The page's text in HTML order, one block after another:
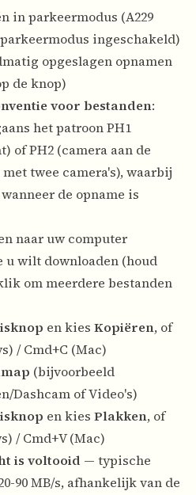
in parkeermodus (A229
parkeermodus ingeschakeld)
opgeslagen opnamen
de knop)
voor bestanden:
het patroon PH1
of PH2 (camera aan de
twee camera's), waarbij
de opname is
naar uw computer
u wilt downloaden (houd
om meerdere bestanden
en kies Kopiëren, of
/ Cmd+C (Mac)
(bijvoorbeeld
Dashcam of Video's)
en kies Plakken, of
/ Cmd+V (Mac)
is voltooid — typische
90 MB/s, afhankelijk van de